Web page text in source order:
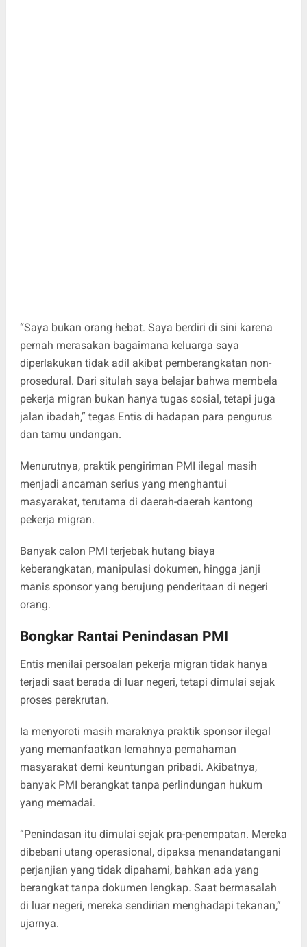
“Saya bukan orang hebat. Saya berdiri di sini karena
pernah merasakan bagaimana keluarga saya
diperlakukan tidak adil akibat pemberangkatan non-
prosedural. Dari situlah saya belajar bahwa membela
pekerja migran bukan hanya tugas sosial, tetapi juga
jalan ibadah,” tegas Entis di hadapan para pengurus
dan tamu undangan.
Menurutnya, praktik pengiriman PMI ilegal masih
menjadi ancaman serius yang menghantui
masyarakat, terutama di daerah-daerah kantong
pekerja migran.
Banyak calon PMI terjebak hutang biaya
keberangkatan, manipulasi dokumen, hingga janji
manis sponsor yang berujung penderitaan di negeri
orang.
Bongkar Rantai Penindasan PMI
Entis menilai persoalan pekerja migran tidak hanya
terjadi saat berada di luar negeri, tetapi dimulai sejak
proses perekrutan.
Ia menyoroti masih maraknya praktik sponsor ilegal
yang memanfaatkan lemahnya pemahaman
masyarakat demi keuntungan pribadi. Akibatnya,
banyak PMI berangkat tanpa perlindungan hukum
yang memadai.
“Penindasan itu dimulai sejak pra-penempatan. Mereka
dibebani utang operasional, dipaksa menandatangani
perjanjian yang tidak dipahami, bahkan ada yang
berangkat tanpa dokumen lengkap. Saat bermasalah
di luar negeri, mereka sendirian menghadapi tekanan,”
ujarnya.